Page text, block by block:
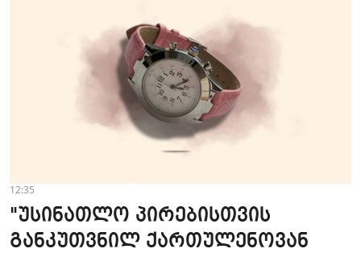
12:35
"უსინათლო პირებისთვის
განკუთვნილ ქართულენოვან